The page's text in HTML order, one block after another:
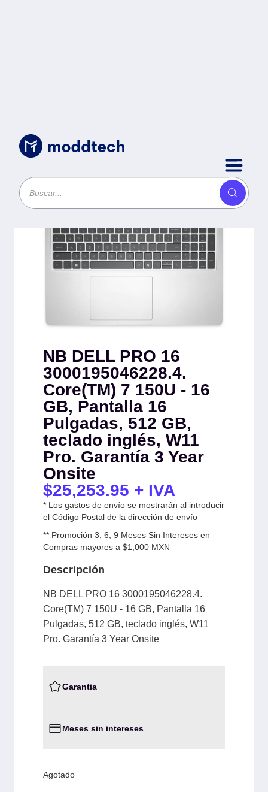
Sin categoría/NB DELL PRO 16
Pulgadas, 512 GB, teclado inglés,
W11 Pro. Garantía 3 Year Onsite
NB DELL PRO 16
3000195046228.4.
Core(TM) 7 150U - 16
GB, Pantalla 16
Pulgadas, 512 GB,
teclado inglés, W11
Pro. Garantía 3 Year
Onsite
$25,253.95 + IVA
* Los gastos de envío se mostrarán al introducir
el Código Postal de la dirección de envío
** Promoción 3, 6, 9 Meses Sin Intereses en
Compras mayores a $1,000 MXN
Descripción
NB DELL PRO 16 3000195046228.4.
Core(TM) 7 150U - 16 GB, Pantalla 16
Pulgadas, 512 GB, teclado inglés, W11
Pro. Garantía 3 Year Onsite
Garantia
Meses sin intereses
Agotado